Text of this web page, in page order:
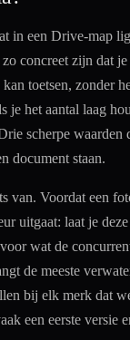
in een Drive-map
concreet zijn dat
kan toetsen, zonder
je het aantal laag
scherpe waarden
document staan.
van. Voordat een
uitgaat: laat je
wat de
de meeste
bij elk merk dat
een eerste versie